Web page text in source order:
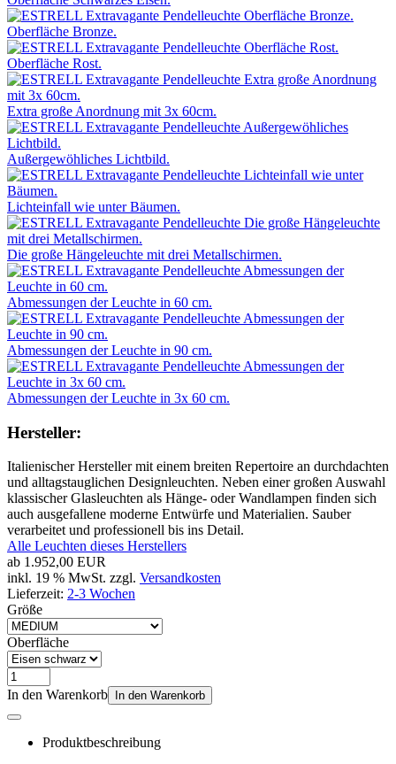
Oberfläche Bronze.
Oberfläche Rost.
Extra große Anordnung mit 3x 60cm.
Außergewöhliches Lichtbild.
Lichteinfall wie unter Bäumen.
Die große Hängeleuchte mit drei Metallschirmen.
Abmessungen der Leuchte in 60 cm.
Abmessungen der Leuchte in 90 cm.
Abmessungen der Leuchte in 3x 60 cm.
Hersteller:
Italienischer Hersteller mit einem breiten Repertoire an durchdachten
und alltagstauglichen Designleuchten. Neben einer großen Auswahl
klassischer Glasleuchten als Hänge- oder Wandlampen finden sich
auch ausgefallene moderne Entwürfe und Materialien. Sauber
verarbeitet und professionell bis ins Detail.
Alle Leuchten dieses Herstellers
ab 1.952,00 EUR
inkl. 19 % MwSt. zzgl. Versandkosten
Lieferzeit: 2-3 Wochen
Größe
Oberfläche
In den Warenkorb In den Warenkorb
Produktbeschreibung